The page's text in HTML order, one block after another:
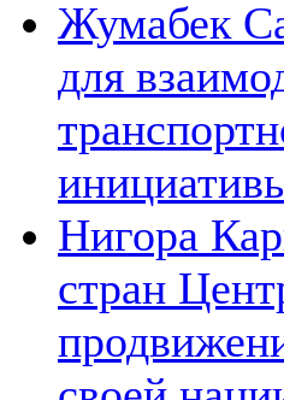
Жумабек
для
Нигора
стран